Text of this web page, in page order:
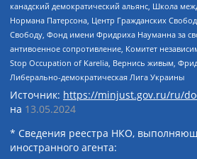
канадский демократический альянс, Школа
Нормана Патерсона, Центр Гражданских
Свободу, Фонд имени Фридриха Науманна за
антивоенное сопротивление, Комитет
Stop Occupation of Karelia, Вернись живым,
Либерально-демократическая Лига Украины
Источник: https://minjust.gov.ru/ru/
на 13.05.2024
* Сведения реестра НКО,
иностранного агента: